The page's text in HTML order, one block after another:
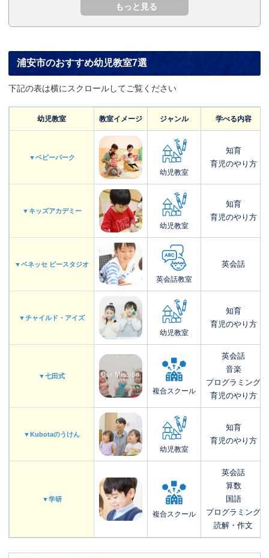
浦安市のおすすめ幼児教室7選
下記の表は横にスクロールしてご覧ください
幼児教室 教室イメージ ジャンル 学べる内容
▼ベビーパーク
幼児教室
知育
育児のやり方
▼キッズアカデミー
幼児教室
知育
育児のやり方
▼ベネッセ ビースタジオ
英会話教室
英会話
▼チャイルド・アイズ
幼児教室
知育
育児のやり方
▼七田式
複合スクール
英会話
音楽
プログラミング
育児のやり方
▼Kubotaのうけん
幼児教室
知育
育児のやり方
▼学研
複合スクール
英会話
算数
国語
プログラミング
読解・作文